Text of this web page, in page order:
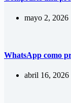
mayo 2, 2026
WhatsApp como
abril 16, 2026